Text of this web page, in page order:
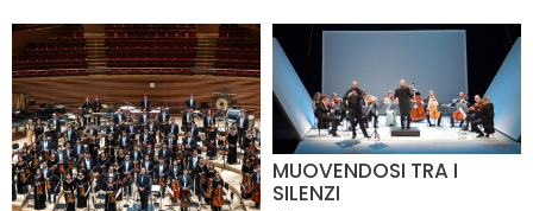
MUOVENDOSI TRA I
SILENZI